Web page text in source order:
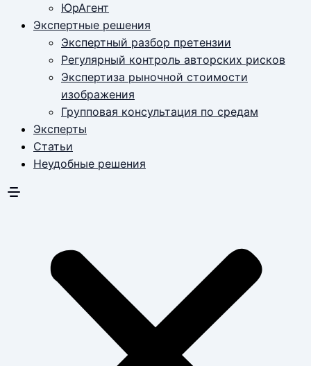
ЮрАгент
Экспертные решения
Экспертный разбор претензии
Регулярный контроль авторских рисков
Экспертиза рыночной стоимости
изображения
Групповая консультация по средам
Эксперты
Статьи
Неудобные решения